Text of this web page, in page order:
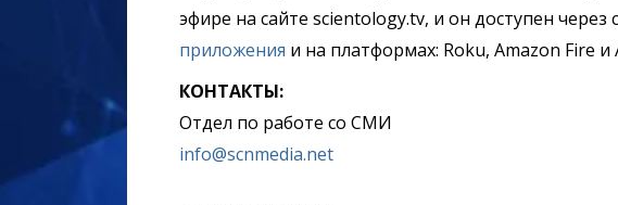
эфире на сайте scientology.tv, и он доступен через
приложения и на платформах: Roku, Amazon Fire и
КОНТАКТЫ:
Отдел по работе со СМИ
info@scnmedia.net